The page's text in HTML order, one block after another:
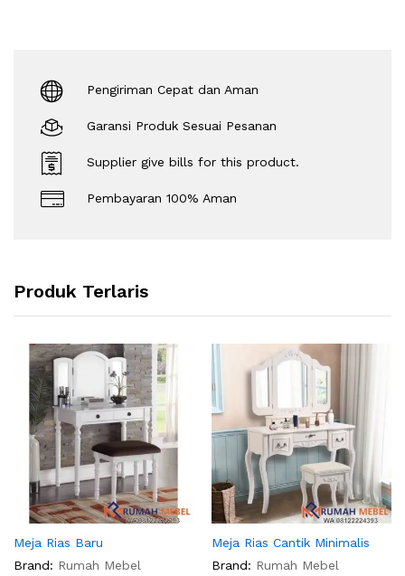
Pengiriman Cepat dan Aman
Garansi Produk Sesuai Pesanan
Supplier give bills for this product.
Pembayaran 100% Aman
Produk Terlaris
Meja Rias Baru
Brand: Rumah Mebel
Meja Rias Cantik Minimalis
Brand: Rumah Mebel